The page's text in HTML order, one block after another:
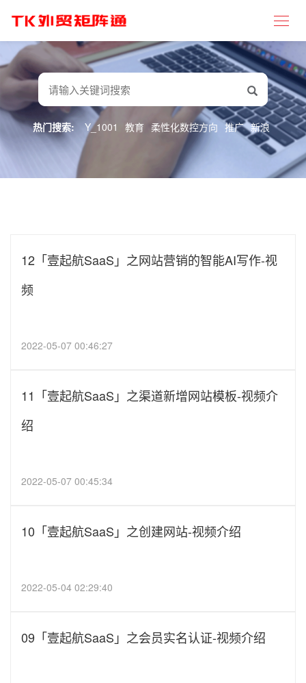
热门搜索: Y_1001 教育 柔性化数控方向 推广 新浪
12「壹起航SaaS」之网站营销的智能AI写作-视
频
2022-05-07 00:46:27
11「壹起航SaaS」之渠道新增网站模板-视频介
绍
2022-05-07 00:45:34
10「壹起航SaaS」之创建网站-视频介绍
2022-05-04 02:29:40
09「壹起航SaaS」之会员实名认证-视频介绍